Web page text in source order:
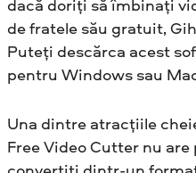
dacă doriți să îmbinați
de fratele său gratuit,
Puteți descărca acest
pentru Windows sau
Una dintre atracțiile
Free Video Cutter nu